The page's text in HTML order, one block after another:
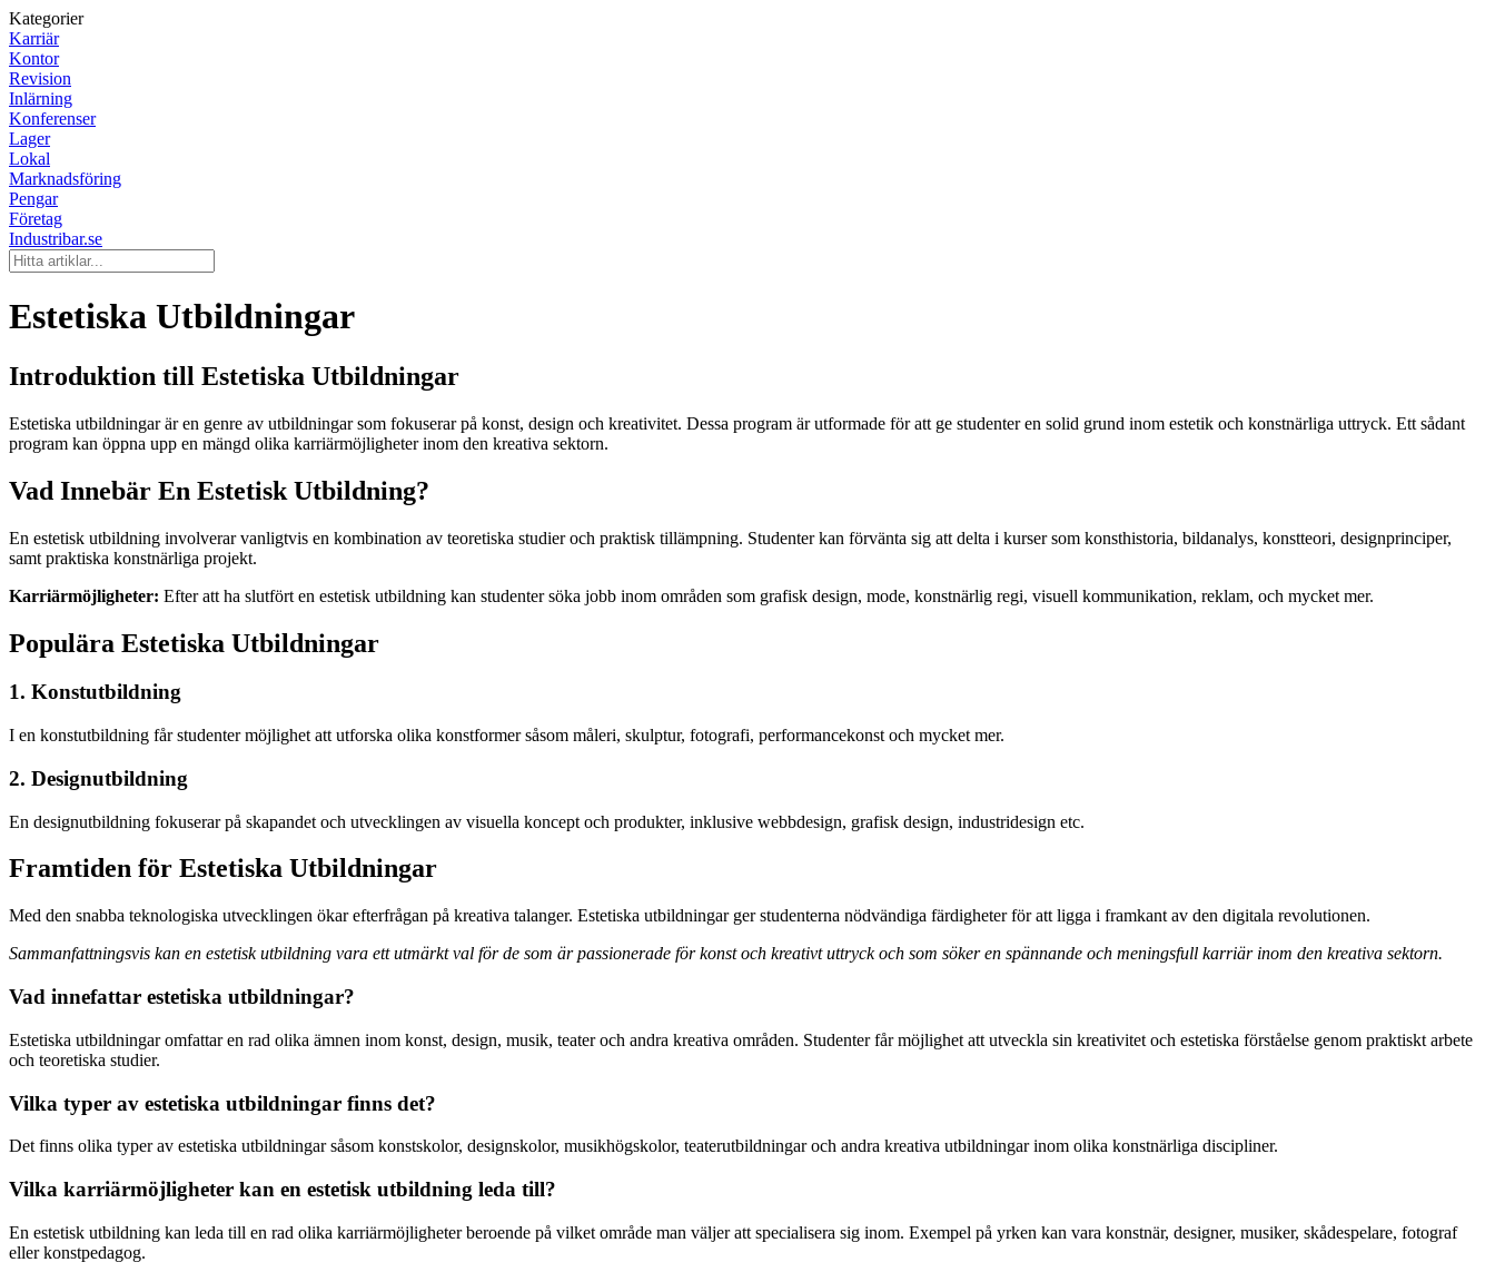
Kategorier
Karriär
Kontor
Revision
Inlärning
Konferenser
Lager
Lokal
Marknadsföring
Pengar
Företag
Industribar.se
Estetiska Utbildningar
Introduktion till Estetiska Utbildningar
Estetiska utbildningar är en genre av utbildningar som fokuserar på konst, design och kreativitet. Dessa program är utformade för att ge studenter en solid grund inom estetik och konstnärliga uttryck. Ett sådant
program kan öppna upp en mängd olika karriärmöjligheter inom den kreativa sektorn.
Vad Innebär En Estetisk Utbildning?
En estetisk utbildning involverar vanligtvis en kombination av teoretiska studier och praktisk tillämpning. Studenter kan förvänta sig att delta i kurser som konsthistoria, bildanalys, konstteori, designprinciper,
samt praktiska konstnärliga projekt.
Karriärmöjligheter: Efter att ha slutfört en estetisk utbildning kan studenter söka jobb inom områden som grafisk design, mode, konstnärlig regi, visuell kommunikation, reklam, och mycket mer.
Populära Estetiska Utbildningar
1. Konstutbildning
I en konstutbildning får studenter möjlighet att utforska olika konstformer såsom måleri, skulptur, fotografi, performancekonst och mycket mer.
2. Designutbildning
En designutbildning fokuserar på skapandet och utvecklingen av visuella koncept och produkter, inklusive webbdesign, grafisk design, industridesign etc.
Framtiden för Estetiska Utbildningar
Med den snabba teknologiska utvecklingen ökar efterfrågan på kreativa talanger. Estetiska utbildningar ger studenterna nödvändiga färdigheter för att ligga i framkant av den digitala revolutionen.
Sammanfattningsvis kan en estetisk utbildning vara ett utmärkt val för de som är passionerade för konst och kreativt uttryck och som söker en spännande och meningsfull karriär inom den kreativa sektorn.
Vad innefattar estetiska utbildningar?
Estetiska utbildningar omfattar en rad olika ämnen inom konst, design, musik, teater och andra kreativa områden. Studenter får möjlighet att utveckla sin kreativitet och estetiska förståelse genom praktiskt arbete
och teoretiska studier.
Vilka typer av estetiska utbildningar finns det?
Det finns olika typer av estetiska utbildningar såsom konstskolor, designskolor, musikhögskolor, teaterutbildningar och andra kreativa utbildningar inom olika konstnärliga discipliner.
Vilka karriärmöjligheter kan en estetisk utbildning leda till?
En estetisk utbildning kan leda till en rad olika karriärmöjligheter beroende på vilket område man väljer att specialisera sig inom. Exempel på yrken kan vara konstnär, designer, musiker, skådespelare, fotograf
eller konstpedagog.